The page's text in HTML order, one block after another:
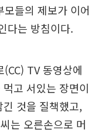
들의 제보가 이어
다는 방침이다.
TV 동영상에
고 서있는 장면이
것을 질책했고,
는 오른손으로 머